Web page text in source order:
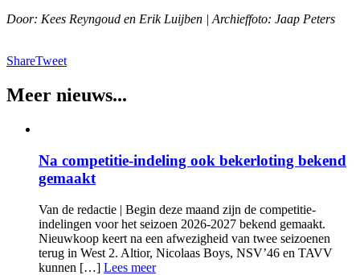
Door: Kees Reyngoud en Erik Luijben | Archieffoto: Jaap Peters
ShareTweet
Meer nieuws...
Na competitie-indeling ook bekerloting bekend
gemaakt
Van de redactie | Begin deze maand zijn de competitie-
indelingen voor het seizoen 2026-2027 bekend gemaakt.
Nieuwkoop keert na een afwezigheid van twee seizoenen
terug in West 2. Altior, Nicolaas Boys, NSV’46 en TAVV
kunnen […] Lees meer